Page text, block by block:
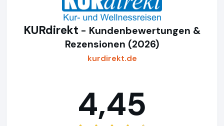
KURdirekt - Kundenbewertungen &
Rezensionen (2026)
kurdirekt.de
4,45